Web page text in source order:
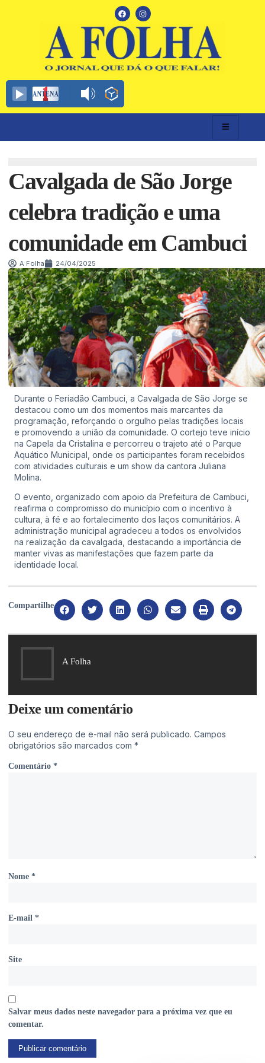
Cavalgada de São Jorge
celebra tradição e uma
comunidade em Cambuci
A Folha 24/04/2025
Durante o Feriadão Cambuci, a Cavalgada de São Jorge se
destacou como um dos momentos mais marcantes da
programação, reforçando o orgulho pelas tradições locais
e promovendo a união da comunidade. O cortejo teve início
na Capela da Cristalina e percorreu o trajeto até o Parque
Aquático Municipal, onde os participantes foram recebidos
com atividades culturais e um show da cantora Juliana
Molina.
O evento, organizado com apoio da Prefeitura de Cambuci,
reafirma o compromisso do município com o incentivo à
cultura, à fé e ao fortalecimento dos laços comunitários. A
administração municipal agradeceu a todos os envolvidos
na realização da cavalgada, destacando a importância de
manter vivas as manifestações que fazem parte da
identidade local.
Compartilhe
A Folha
Deixe um comentário
O seu endereço de e-mail não será publicado. Campos
obrigatórios são marcados com *
Comentário *
Nome *
E-mail *
Site
Salvar meus dados neste navegador para a próxima vez que eu
comentar.